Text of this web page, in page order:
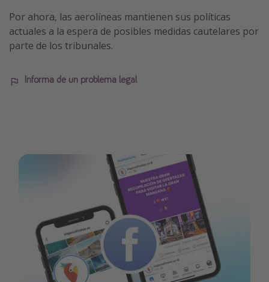
Por ahora, las aerolíneas mantienen sus políticas
actuales a la espera de posibles medidas cautelares por
parte de los tribunales.
Informa de un problema legal